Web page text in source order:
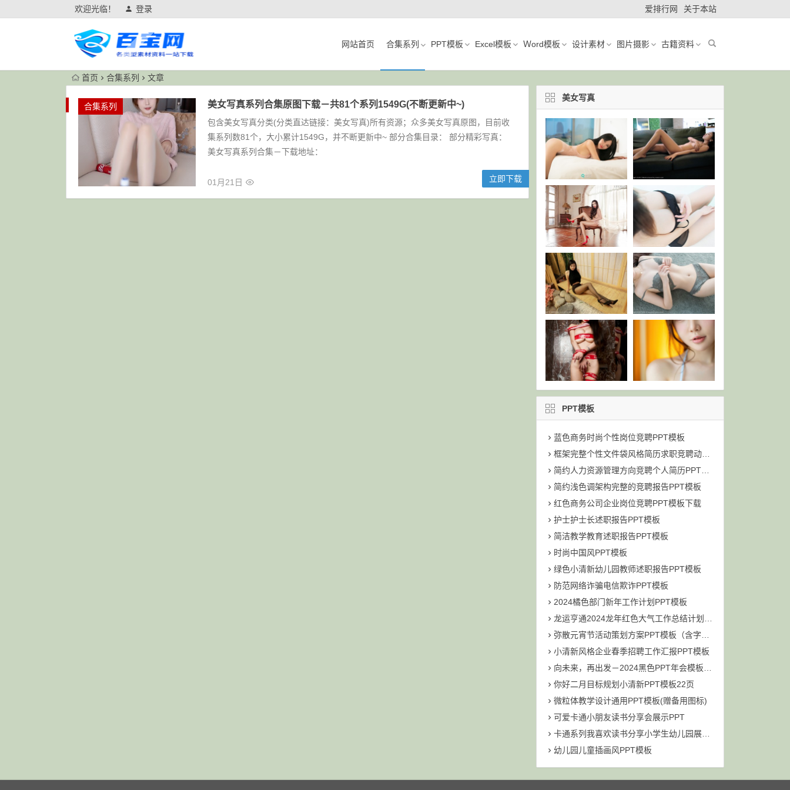
欢迎光临！ 登录 爱排行网 关于本站
网站首页 合集系列 PPT模板 Excel模板 Ｗord模板 设计素材 图片摄影 古籍资料
首页 合集系列 文章
合集系列 美女写真系列合集原图下载－共81个系列1549G(不断更新中~)
包含美女写真分类(分类直达链接：美女写真)所有资源；众多美女写真原图，目前收
集系列数81个，大小累计1549G，并不断更新中~ 部分合集目录： 部分精彩写真：
美女写真系列合集－下载地址：
01月21日 立即下载
美女写真
PPT模板
蓝色商务时尚个性岗位竞聘PPT模板
框架完整个性文件袋风格简历求职竞聘动态PPT模板
简约人力资源管理方向竞聘个人简历PPT模板
简约浅色调架构完整的竞聘报告PPT模板
红色商务公司企业岗位竞聘PPT模板下载
护士护士长述职报告PPT模板
简洁教学教育述职报告PPT模板
时尚中国风PPT模板
绿色小清新幼儿园教师述职报告PPT模板
防范网络诈骗电信欺诈PPT模板
2024橘色部门新年工作计划PPT模板
龙运亨通2024龙年红色大气工作总结计划PPT模板（含字体文件）
弥散元宵节活动策划方案PPT模板（含字体文件）
小清新风格企业春季招聘工作汇报PPT模板
向未来，再出发－2024黑色PPT年会模板111M
你好二月目标规划小清新PPT模板22页
微粒体教学设计通用PPT模板(赠备用图标)
可爱卡通小朋友读书分享会展示PPT
卡通系列我喜欢读书分享小学生幼儿园展示PPT模板
幼儿园儿童插画风PPT模板